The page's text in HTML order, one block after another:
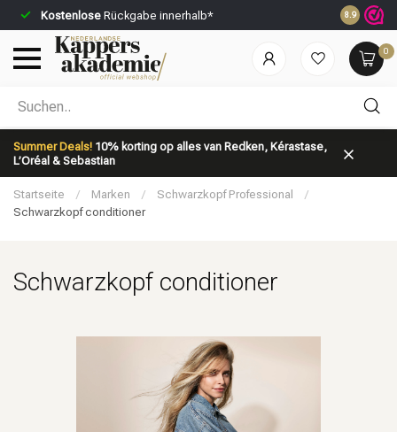
Kostenlose Rückgabe innerhalb* Vor 23:59
8.9
0
Summer Deals! 10% korting op alles van Redken, Kérastase,
L’Oréal & Sebastian
Nach welcher Kategorie suchst du?
Marken Haarpflege
Startseite / Marken / Schwarzkopf Professional
/
Schwarzkopf conditioner
Schwarzkopf conditioner